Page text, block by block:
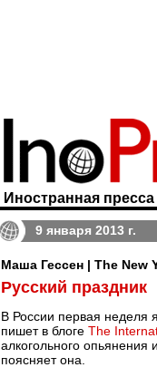
Иностранная
9 января 2013 г.
Маша Гессен | The New
Русский праздник
В России первая неделя
пишет в блоге The
алкогольного опьянения
поясняет она.